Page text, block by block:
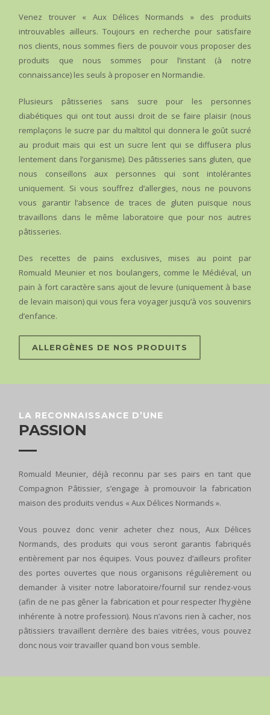
Venez trouver « Aux Délices Normands » des produits
introuvables ailleurs. Toujours en recherche pour satisfaire
nos clients, nous sommes fiers de pouvoir vous proposer des
produits que nous sommes pour l’instant (à notre
connaissance) les seuls à proposer en Normandie.
Plusieurs pâtisseries sans sucre pour les personnes
diabétiques qui ont tout aussi droit de se faire plaisir (nous
remplaçons le sucre par du maltitol qui donnera le goût sucré
au produit mais qui est un sucre lent qui se diffusera plus
lentement dans l’organisme). Des pâtisseries sans gluten, que
nous conseillons aux personnes qui sont intolérantes
uniquement. Si vous souffrez d’allergies, nous ne pouvons
vous garantir l’absence de traces de gluten puisque nous
travaillons dans le même laboratoire que pour nos autres
pâtisseries.
Des recettes de pains exclusives, mises au point par
Romuald Meunier et nos boulangers, comme le Médiéval, un
pain à fort caractère sans ajout de levure (uniquement à base
de levain maison) qui vous fera voyager jusqu’à vos souvenirs
d’enfance.
ALLERGÈNES DE NOS PRODUITS
LA RECONNAISSANCE D’UNE
PASSION
Romuald Meunier, déjà reconnu par ses pairs en tant que
Compagnon Pâtissier, s’engage à promouvoir la fabrication
maison des produits vendus « Aux Délices Normands ».
Vous pouvez donc venir acheter chez nous, Aux Délices
Normands, des produits qui vous seront garantis fabriqués
entièrement par nos équipes. Vous pouvez d’ailleurs profiter
des portes ouvertes que nous organisons régulièrement ou
demander à visiter notre laboratoire/fournil sur rendez-vous
(afin de ne pas gêner la fabrication et pour respecter l’hygiène
inhérente à notre profession). Nous n’avons rien à cacher, nos
pâtissiers travaillent derrière des baies vitrées, vous pouvez
donc nous voir travailler quand bon vous semble.